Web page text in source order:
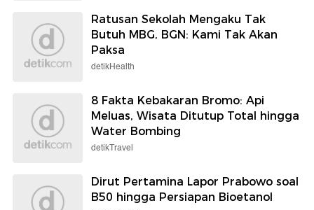
Ratusan Sekolah Mengaku Tak
Butuh MBG, BGN: Kami Tak Akan
Paksa
detikHealth
8 Fakta Kebakaran Bromo: Api
Meluas, Wisata Ditutup Total hingga
Water Bombing
detikTravel
Dirut Pertamina Lapor Prabowo soal
B50 hingga Persiapan Bioetanol